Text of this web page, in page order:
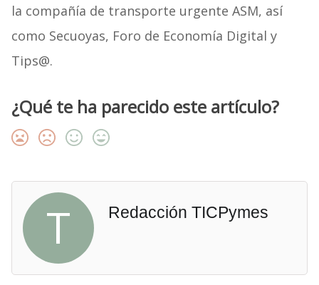
la compañía de transporte urgente ASM, así
como Secuoyas, Foro de Economía Digital y
Tips@.
¿Qué te ha parecido este artículo?
T Redacción TICPymes